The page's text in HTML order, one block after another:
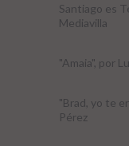
Santiago es
Mediavilla
"Amaia", por
"Brad, yo te
Pérez